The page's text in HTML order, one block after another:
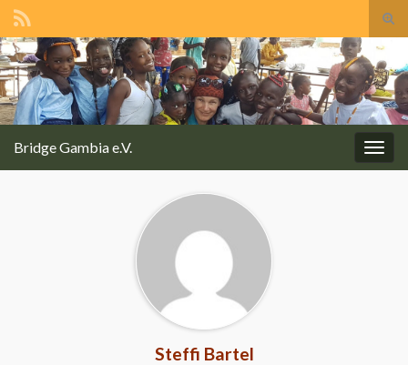
Search for:
Bridge Gambia e.V.
Steffi Bartel